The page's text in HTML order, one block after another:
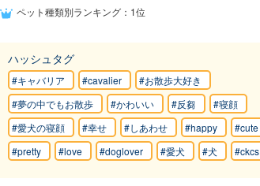
ペット種類別ランキング：1位
ハッシュタグ
#キャバリア #cavalier
#お散歩大好き
#夢の中でもお散歩
#かわいい #反芻
#寝顔
#愛犬の寝顔
#幸せ #しあわせ #happy
#cute
#pretty
#love #doglover #愛犬 #犬 #ckcs